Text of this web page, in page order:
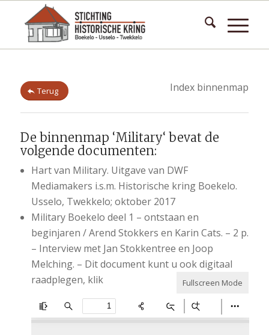
Terug Index binnenmap
De binnenmap ‘Military‘ bevat de
volgende documenten:
Hart van Military. Uitgave van DWF
Mediamakers i.s.m. Historische kring Boekelo.
Usselo, Twekkelo; oktober 2017
Military Boekelo deel 1 – ontstaan en
beginjaren / Arend Stokkers en Karin Cats. – 2 p.
– Interview met Jan Stokkentree en Joop
Melching. – Dit document kunt u ook digitaal
raadplegen, klik
Fullscreen Mode